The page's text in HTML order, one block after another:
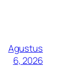
Agustus
6, 2026